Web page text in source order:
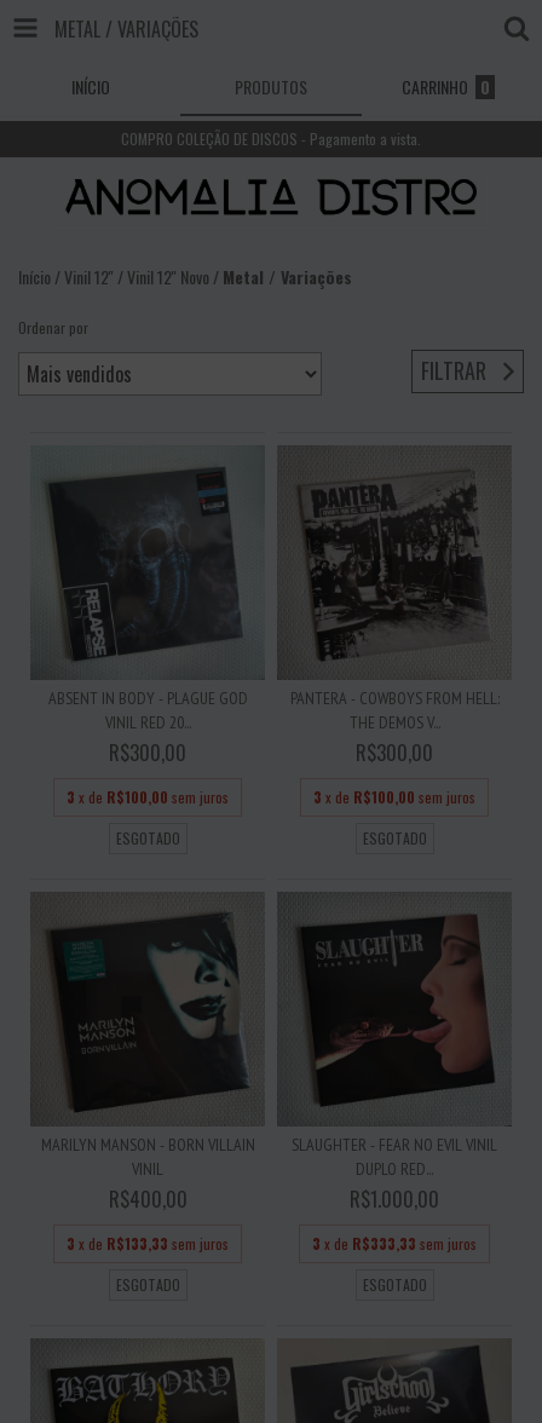
METAL / VARIAÇÕES
INÍCIO PRODUTOS CARRINHO 0
COMPRO COLEÇÃO DE DISCOS - Pagamento a vista.
Início /Vinil 12'' /Vinil 12'' Novo /Metal / Variações
Ordenar por
FILTRAR
ABSENT IN BODY - PLAGUE GOD
VINIL RED 20...
R$300,00
3 x de R$100,00 sem juros
ESGOTADO
PANTERA - COWBOYS FROM HELL:
THE DEMOS V...
R$300,00
3 x de R$100,00 sem juros
ESGOTADO
MARILYN MANSON - BORN VILLAIN
VINIL
R$400,00
3 x de R$133,33 sem juros
ESGOTADO
SLAUGHTER - FEAR NO EVIL VINIL
DUPLO RED...
R$1.000,00
3 x de R$333,33 sem juros
ESGOTADO